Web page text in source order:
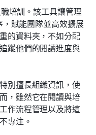
培訓。該工具讓管理
賦能團隊並高效擴展
的資料夾，不如分配
蹤他們的閱讀進度與
別擅長組織資訊，使
，雖然它在閱讀與培
作流程管理以及將這
專注。